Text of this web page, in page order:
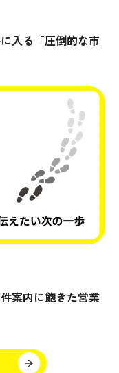
入る「圧倒的な市
案内に飽きた営業